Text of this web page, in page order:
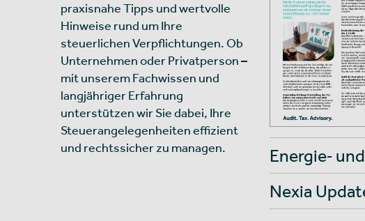
praxisnahe Tipps und wertvolle
Hinweise rund um Ihre
steuerlichen Verpflichtungen. Ob
Unternehmen oder Privatperson –
mit unserem Fachwissen und
langjähriger Erfahrung
unterstützen wir Sie dabei, Ihre
Steuerangelegenheiten effizient
und rechtssicher zu managen.
Energie‑
Nexia